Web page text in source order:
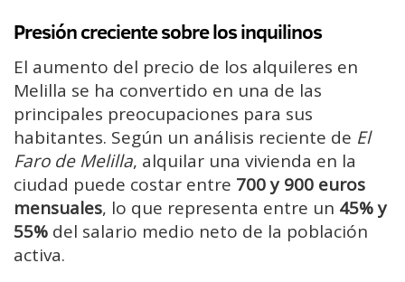
Presión creciente sobre los inquilinos
El aumento del precio de los alquileres en
Melilla se ha convertido en una de las
principales preocupaciones para sus
habitantes. Según un análisis reciente de El
Faro de Melilla, alquilar una vivienda en la
ciudad puede costar entre 700 y 900 euros
mensuales, lo que representa entre un 45% y
55% del salario medio neto de la población
activa.